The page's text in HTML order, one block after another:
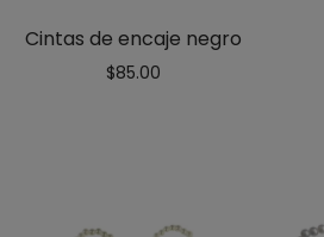
Cintas de encaje negro
$85.00